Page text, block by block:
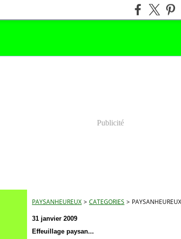
Publicité
PAYSANHEUREUX > CATEGORIES > PAYSANHEUREUX
31 janvier 2009
Effeuillage paysan...